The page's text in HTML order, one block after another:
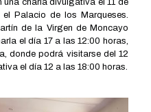
Palacio de los Marqueses.
de la Virgen de Moncayo
el día 17 a las 12:00 horas,
donde podrá visitarse del 12
el día 12 a las 18:00 horas.